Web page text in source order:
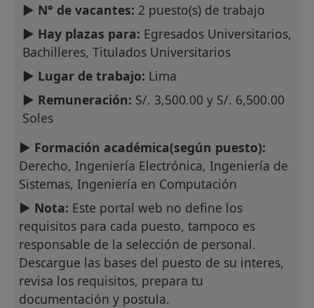
► N° de vacantes: 2 puesto(s) de trabajo
► Hay plazas para: Egresados Universitarios,
Bachilleres, Titulados Universitarios
► Lugar de trabajo: Lima
► Remuneración: S/. 3,500.00 y S/. 6,500.00
Soles
► Formación académica(según puesto):
Derecho, Ingeniería Electrónica, Ingeniería de
Sistemas, Ingeniería en Computación
► Nota: Este portal web no define los
requisitos para cada puesto, tampoco es
responsable de la selección de personal.
Descargue las bases del puesto de su interes,
revisa los requisitos, prepara tu
documentación y postula.